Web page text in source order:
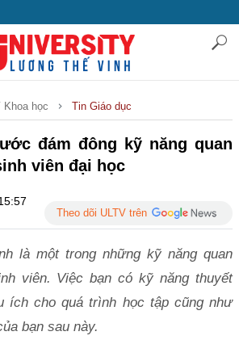
Khoa học Tin Giáo dục
đám đông kỹ năng quan
viên đại học
Theo dõi ULTV trên
là một trong những kỹ năng quan
viên. Việc bạn có kỹ năng thuyết
ích cho quá trình học tập cũng như
bạn sau này.